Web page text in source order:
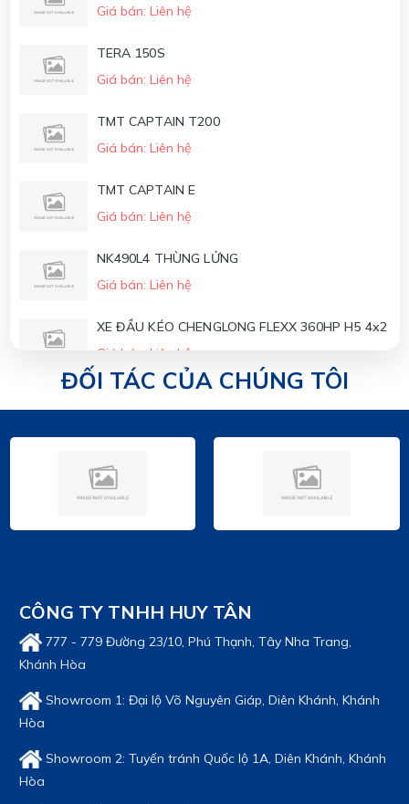
XE ĐẦU KÉO CHENGLONG H5 270HP - 4x2
XE ĐẦU KÉO CHENGLONG H7 385HP POWER -
Giá bán: Liên hệ
(NÓC THẤP)
Giá bán: Liên hệ
Giá bán: Liên hệ
TERA 150S
Giá bán: Liên hệ
TMT CAPTAIN T200
Giá bán: Liên hệ
TMT CAPTAIN E
Giá bán: Liên hệ
NK490L4 THÙNG LỬNG
Giá bán: Liên hệ
XE ĐẦU KÉO CHENGLONG FLEXX 360HP H5 4x2
Giá bán: Liên hệ
XE ĐẦU KÉO CHENGLONG FLEXX 310HP H5 4x2
XE ĐẦU KÉO CHENGLONG H5 270HP - 4x2
Giá bán: Liên hệ
XE ĐẦU KÉO CHENGLONG H7 385HP POWER -
XE ĐẦU KÉO CHENGLONG H7 420HP - 6x4
(NÓC THẤP)
ĐỐI TÁC CỦA CHÚNG TÔI
CÔNG TY TNHH HUY TÂN
777 - 779 Đường 23/10, Phú Thạnh, Tây Nha Trang,
Khánh Hòa
Showroom 1: Đại lộ Võ Nguyên Giáp, Diên Khánh, Khánh
Hòa
Showroom 2: Tuyến tránh Quốc lộ 1A, Diên Khánh, Khánh
Hòa